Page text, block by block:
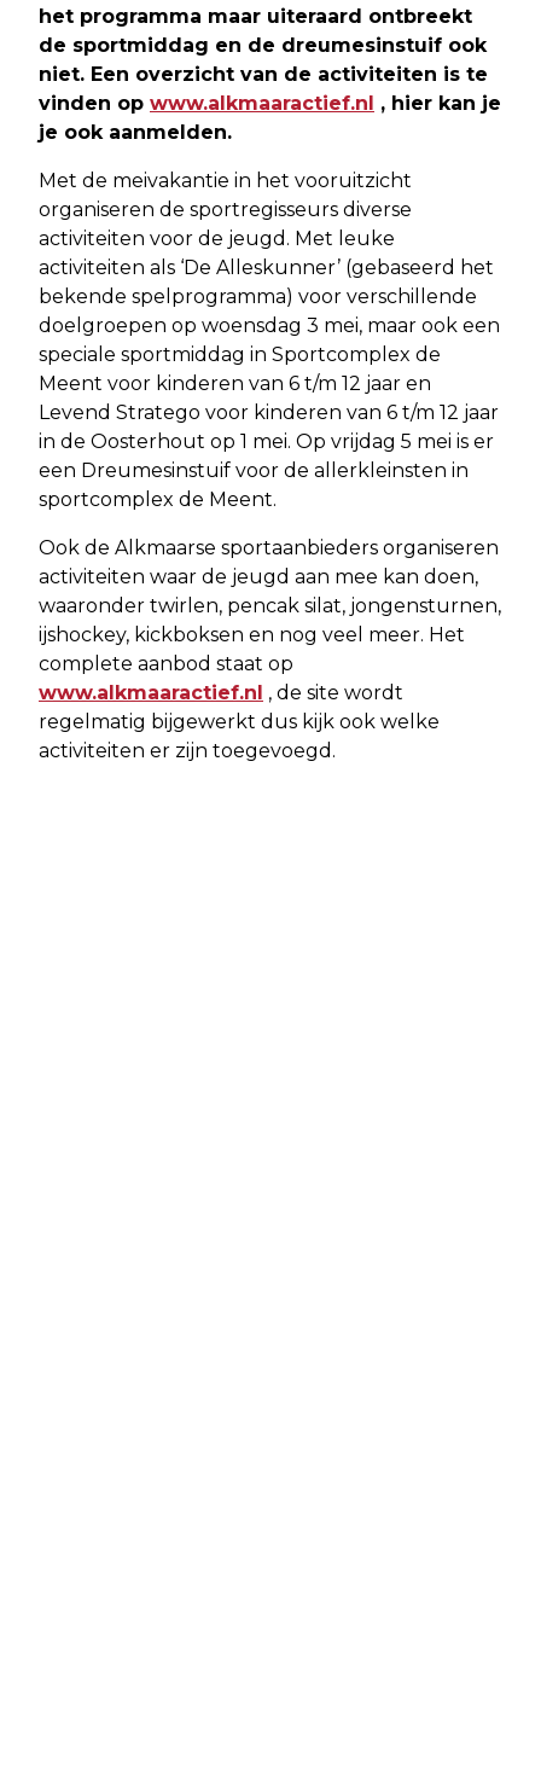
het programma maar uiteraard ontbreekt
de sportmiddag en de dreumesinstuif ook
niet. Een overzicht van de activiteiten is te
vinden op www.alkmaaractief.nl , hier kan je
je ook aanmelden.
Met de meivakantie in het vooruitzicht
organiseren de sportregisseurs diverse
activiteiten voor de jeugd. Met leuke
activiteiten als ‘De Alleskunner’ (gebaseerd het
bekende spelprogramma) voor verschillende
doelgroepen op woensdag 3 mei, maar ook een
speciale sportmiddag in Sportcomplex de
Meent voor kinderen van 6 t/m 12 jaar en
Levend Stratego voor kinderen van 6 t/m 12 jaar
in de Oosterhout op 1 mei. Op vrijdag 5 mei is er
een Dreumesinstuif voor de allerkleinsten in
sportcomplex de Meent.
Ook de Alkmaarse sportaanbieders organiseren
activiteiten waar de jeugd aan mee kan doen,
waaronder twirlen, pencak silat, jongensturnen,
ijshockey, kickboksen en nog veel meer. Het
complete aanbod staat op
www.alkmaaractief.nl , de site wordt
regelmatig bijgewerkt dus kijk ook welke
activiteiten er zijn toegevoegd.